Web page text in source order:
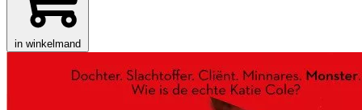
in winkelmand